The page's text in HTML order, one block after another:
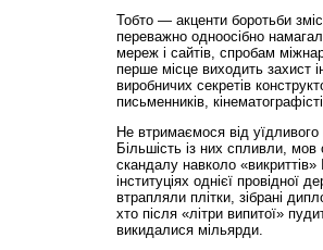
Тобто — акценти боротьби
переважно одноосібно
мереж і сайтів, спробам
перше місце виходить захист
виробничих секретів
письменників,
Не втримаємося від
Більшість із них спливли, мов
скандалу навколо
інституціях однієї провідної
втрапляли плітки, зібрані
хто після «літри випитої»
викидалися мільярди.